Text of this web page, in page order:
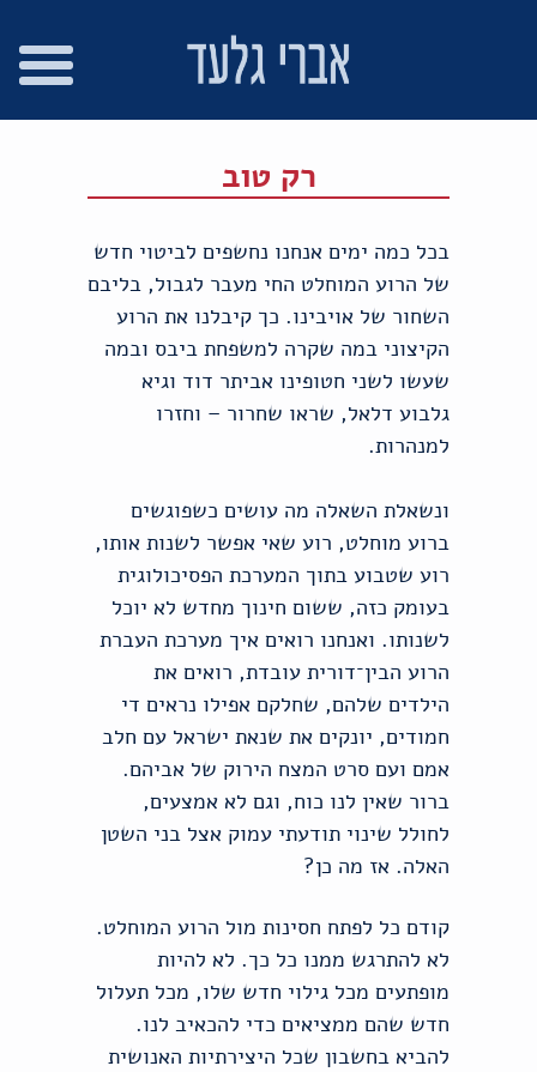
רק טוב
בכל כמה ימים אנחנו נחשפים לביטוי חדש
של הרוע המוחלט החי מעבר לגבול, בליבם
השחור של אויבינו. כך קיבלנו את הרוע
הקיצוני במה שקרה למשפחת ביבס ובמה
שעשו לשני חטופינו אביתר דוד וגיא
גלבוע דלאל, שראו שחרור – וחזרו
למנהרות.
ונשאלת השאלה מה עושים כשפוגשים
ברוע מוחלט, רוע שאי אפשר לשנות אותו,
רוע שטבוע בתוך המערכת הפסיכולוגית
בעומק כזה, ששום חינוך מחדש לא יוכל
לשנותו. ואנחנו רואים איך מערכת העברת
הרוע הבין־דורית עובדת, רואים את
הילדים שלהם, שחלקם אפילו נראים די
חמודים, יונקים את שנאת ישראל עם חלב
אמם ועם סרט המצח הירוק של אביהם.
ברור שאין לנו כוח, וגם לא אמצעים,
לחולל שינוי תודעתי עמוק אצל בני השטן
האלה. אז מה כן?
קודם כל לפתח חסינות מול הרוע המוחלט.
לא להתרגש ממנו כל כך. לא להיות
מופתעים מכל גילוי חדש שלו, מכל תעלול
חדש שהם ממציאים כדי להכאיב לנו.
להביא בחשבון שכל היצירתיות האנושית